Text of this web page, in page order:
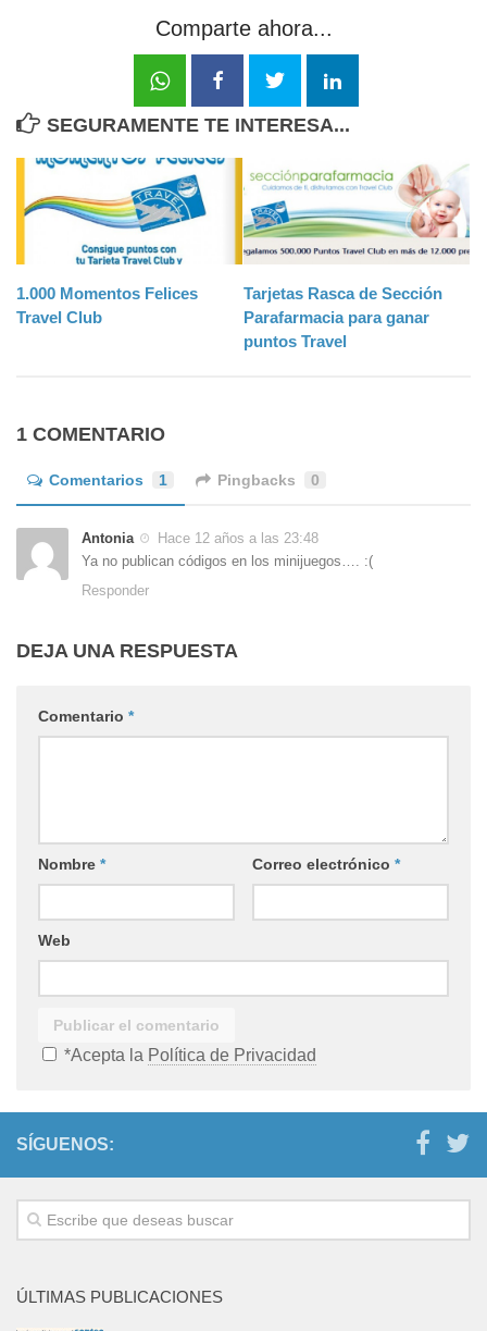
Comparte ahora...
SEGURAMENTE TE INTERESA...
1.000 Momentos Felices
Travel Club
Tarjetas Rasca de Sección
Parafarmacia para ganar
puntos Travel
1 COMENTARIO
Comentarios 1 Pingbacks 0
Antonia
Hace 12 años a las 23:48
Ya no publican códigos en los minijuegos…. :(
Responder
DEJA UNA RESPUESTA
Comentario *
Nombre * Correo electrónico *
Web
*Acepta la Política de Privacidad
SÍGUENOS:
ÚLTIMAS PUBLICACIONES